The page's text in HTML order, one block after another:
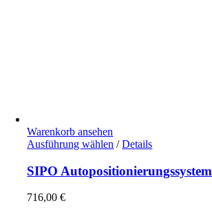
Warenkorb ansehen
Ausführung wählen Dieses
weist
mehrere
/ Details
SIPO Autopositionierungssystem
716,00€